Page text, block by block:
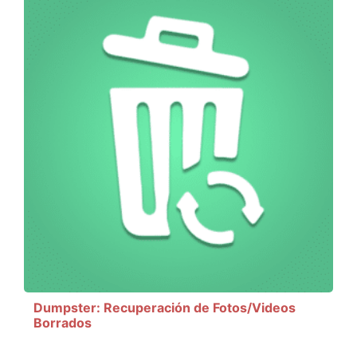
Dumpster: Recuperación de Fotos/Videos
Borrados